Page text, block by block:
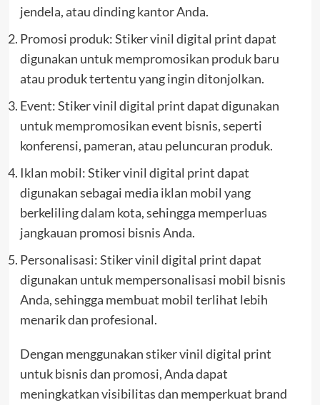
jendela, atau dinding kantor Anda.
Promosi produk: Stiker vinil digital print dapat
digunakan untuk mempromosikan produk baru
atau produk tertentu yang ingin ditonjolkan.
Event: Stiker vinil digital print dapat digunakan
untuk mempromosikan event bisnis, seperti
konferensi, pameran, atau peluncuran produk.
Iklan mobil: Stiker vinil digital print dapat
digunakan sebagai media iklan mobil yang
berkeliling dalam kota, sehingga memperluas
jangkauan promosi bisnis Anda.
Personalisasi: Stiker vinil digital print dapat
digunakan untuk mempersonalisasi mobil bisnis
Anda, sehingga membuat mobil terlihat lebih
menarik dan profesional.
Dengan menggunakan stiker vinil digital print
untuk bisnis dan promosi, Anda dapat
meningkatkan visibilitas dan memperkuat brand